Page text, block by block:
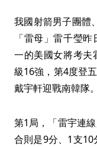
我國射箭男子團體
「雷母」雷千瑩
一的美國女將考夫
級16強，第4度登
戴宇軒迎戰南韓隊。
第1局，「雷宇連
合則是9分、1支10